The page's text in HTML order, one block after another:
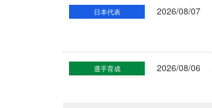
日本代表 2026/08/07
選手育成 2026/08/06